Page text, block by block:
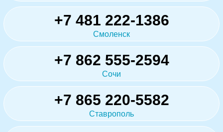
+7 481 222-1386
Смоленск
+7 862 555-2594
Сочи
+7 865 220-5582
Ставрополь